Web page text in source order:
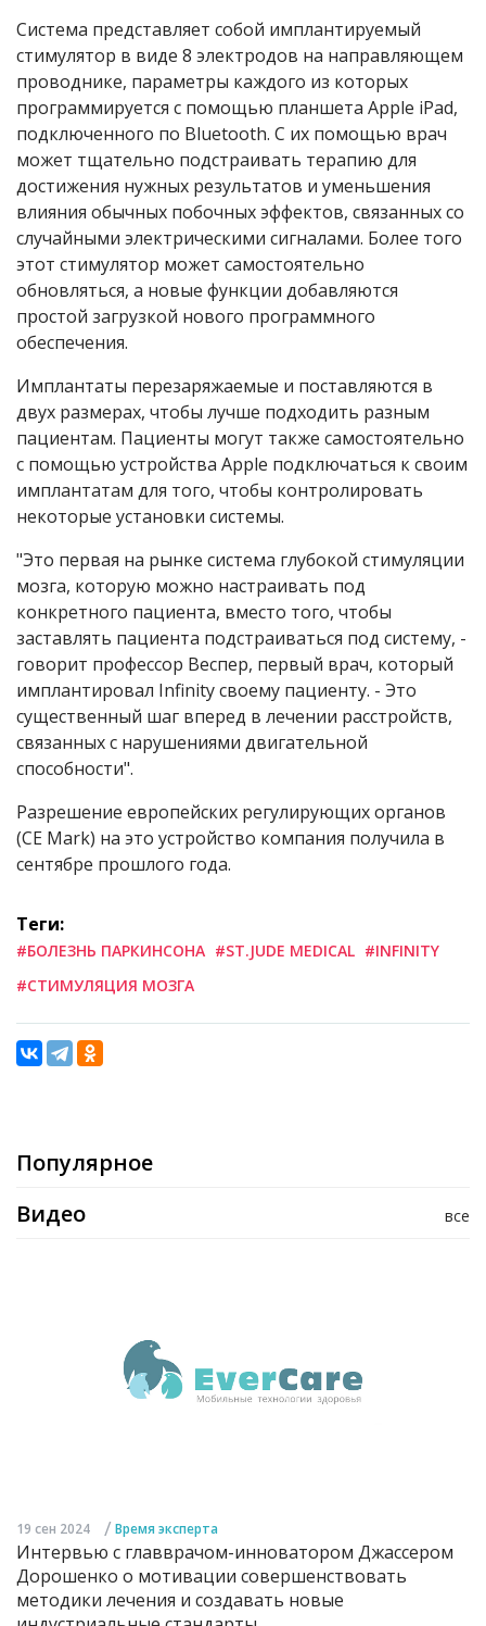
Система представляет собой имплантируемый
стимулятор в виде 8 электродов на направляющем
проводнике, параметры каждого из которых
программируется с помощью планшета Apple iPad,
подключенного по Bluetooth. С их помощью врач
может тщательно подстраивать терапию для
достижения нужных результатов и уменьшения
влияния обычных побочных эффектов, связанных со
случайными электрическими сигналами. Более того
этот стимулятор может самостоятельно
обновляться, а новые функции добавляются
простой загрузкой нового программного
обеспечения.
Имплантаты перезаряжаемые и поставляются в
двух размерах, чтобы лучше подходить разным
пациентам. Пациенты могут также самостоятельно
с помощью устройства Apple подключаться к своим
имплантатам для того, чтобы контролировать
некоторые установки системы.
"Это первая на рынке система глубокой стимуляции
мозга, которую можно настраивать под
конкретного пациента, вместо того, чтобы
заставлять пациента подстраиваться под систему, -
говорит профессор Веспер, первый врач, который
имплантировал Infinity своему пациенту. - Это
существенный шаг вперед в лечении расстройств,
связанных с нарушениями двигательной
способности".
Разрешение европейских регулирующих органов
(CE Mark) на это устройство компания получила в
сентябре прошлого года.
Теги:
#БОЛЕЗНЬ ПАРКИНСОНА #ST.JUDE MEDICAL #INFINITY
#СТИМУЛЯЦИЯ МОЗГА
Популярное
все
Видео
19 сен 2024 / Время эксперта
Интервью с главврачом-инноватором Джассером
Дорошенко о мотивации совершенствовать
методики лечения и создавать новые